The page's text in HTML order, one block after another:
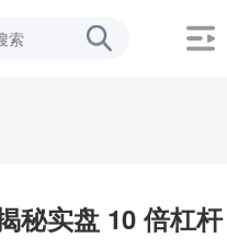
秘实盘 10 倍杠杆